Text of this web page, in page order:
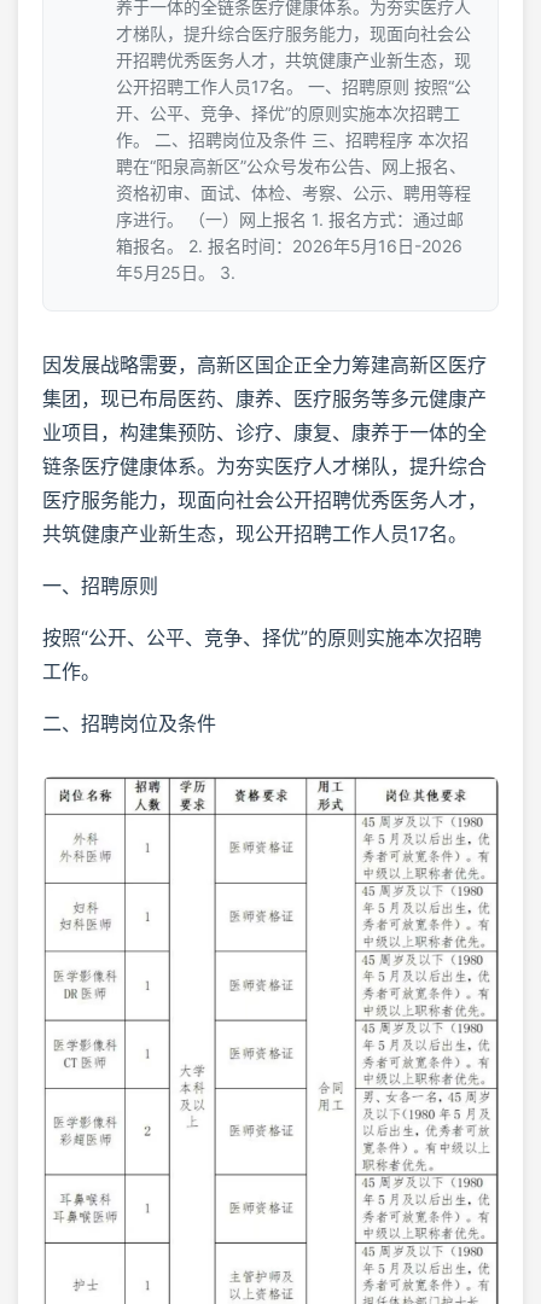
养于一体的全链条医疗健康体系。为夯实医疗人
才梯队，提升综合医疗服务能力，现面向社会公
开招聘优秀医务人才，共筑健康产业新生态，现
公开招聘工作人员17名。 一、招聘原则 按照“公
开、公平、竞争、择优”的原则实施本次招聘工
作。 二、招聘岗位及条件 三、招聘程序 本次招
聘在“阳泉高新区”公众号发布公告、网上报名、
资格初审、面试、体检、考察、公示、聘用等程
序进行。 （一）网上报名 1. 报名方式：通过邮
箱报名。 2. 报名时间：2026年5月16日-2026
年5月25日。 3.
因发展战略需要，高新区国企正全力筹建高新区医疗
集团，现已布局医药、康养、医疗服务等多元健康产
业项目，构建集预防、诊疗、康复、康养于一体的全
链条医疗健康体系。为夯实医疗人才梯队，提升综合
医疗服务能力，现面向社会公开招聘优秀医务人才，
共筑健康产业新生态，现公开招聘工作人员17名。
一、招聘原则
按照“公开、公平、竞争、择优”的原则实施本次招聘
工作。
二、招聘岗位及条件